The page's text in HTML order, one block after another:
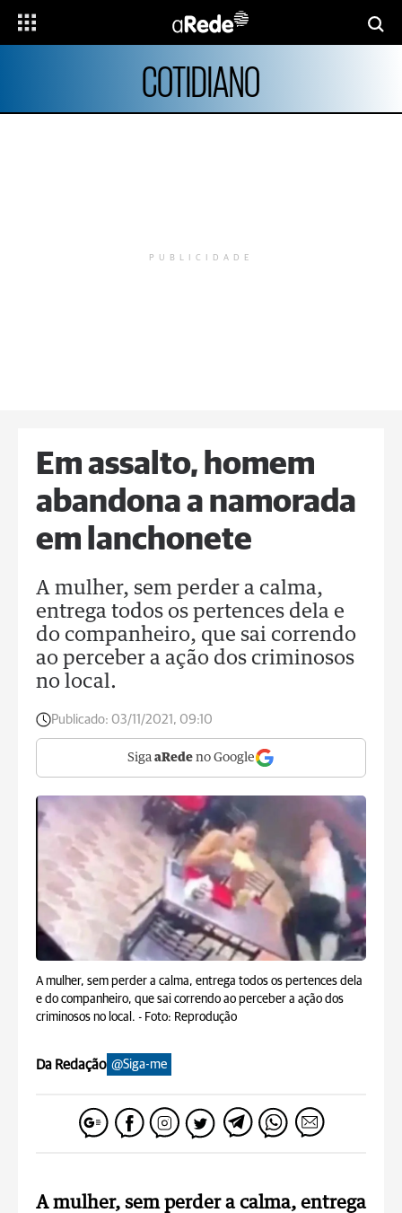
COTIDIANO
PUBLICIDADE
Em assalto, homem
abandona a namorada
em lanchonete
A mulher, sem perder a calma,
entrega todos os pertences dela e
do companheiro, que sai correndo
ao perceber a ação dos criminosos
no local.
Publicado: 03/11/2021, 09:10
Siga aRede no Google
A mulher, sem perder a calma, entrega todos os pertences dela
e do companheiro, que sai correndo ao perceber a ação dos
criminosos no local. - Foto: Reprodução
Da Redação @Siga-me
A mulher, sem perder a calma, entrega